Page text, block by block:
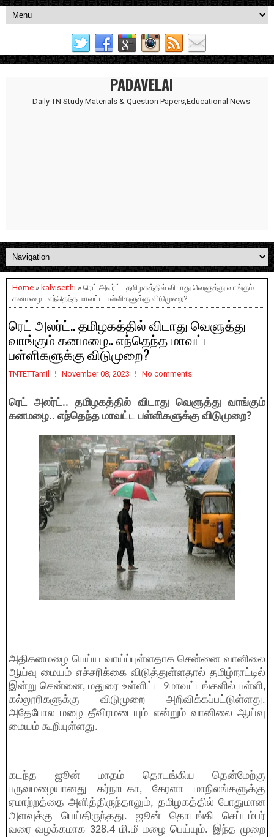
PADAVELAI
Daily TN Study Materials & Question Papers,Educational News
Home » kalviseithi » ரெட் அலர்ட்.. தமிழகத்தில் விடாது வெளுத்து வாங்கும்
கனமழை.. எந்தெந்த மாவட்ட பள்ளிகளுக்கு விடுமுறை?
ரெட் அலர்ட்.. தமிழகத்தில் விடாது வெளுத்து
வாங்கும் கனமழை.. எந்தெந்த மாவட்ட
பள்ளிகளுக்கு விடுமுறை?
TNTETTamil November 08, 2023 No comments
ரெட் அலர்ட்.. தமிழகத்தில் விடாது வெளுத்து வாங்கும்
கனமழை.. எந்தெந்த மாவட்ட பள்ளிகளுக்கு விடுமுறை?
அதிகனமழை பெய்ய வாய்ப்புள்ளதாக சென்னை வானிலை
ஆய்வு மையம் எச்சரிக்கை விடுத்துள்ளதால் தமிழ்நாட்டில்
இன்று சென்னை, மதுரை உள்ளிட்ட 9மாவட்டங்களில் பள்ளி,
கல்லூரிகளுக்கு விடுமுறை அறிவிக்கப்பட்டுள்ளது.
அதேபோல மழை தீவிரமடையும் என்றும் வானிலை ஆய்வு
மையம் கூறியுள்ளது.
கடந்த ஜூன் மாதம் தொடங்கிய தென்மேற்கு
பருவமழையானது கர்நாடகா, கேரளா மாநிலங்களுக்கு
ஏமாற்றத்தை அளித்திருந்தாலும், தமிழகத்தில் போதுமான
அளவுக்கு பெய்திருந்தது. ஜூன் தொடங்கி செப்டம்பர்
வரை வழக்கமாக 328.4 மி.மீ மழை பெய்யும். இந்த முறை